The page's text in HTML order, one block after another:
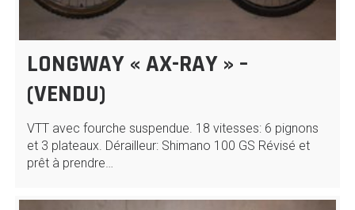
LONGWAY « AX-RAY » –
(VENDU)
VTT avec fourche suspendue. 18 vitesses: 6 pignons
et 3 plateaux. Dérailleur: Shimano 100 GS Révisé et
prêt à prendre…